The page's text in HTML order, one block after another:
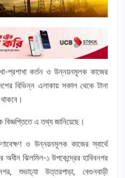
প্রশাখা কর্তন ও উন্নয়নমূলক কাজের
বিভিন্ন এলাকায় সকাল থেকে টানা
বিজ্ঞপ্তিতে এ তথ্য জানিয়েছে।
ও উন্নয়নমূলক কাজের স্বার্থে
অধীন ঝিলমিল-১ উপকেন্দ্রের হাবিবনগর
শুভাঢ্যা উত্তরপাড়া, বেগুনবাড়ী